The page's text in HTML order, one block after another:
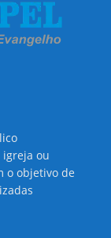
ou
o objetivo de